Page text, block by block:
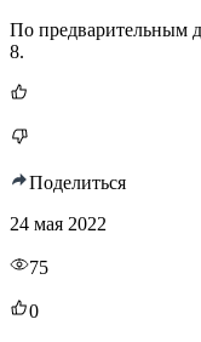
По предварительным
8.
Поделиться
24 мая 2022
75
0